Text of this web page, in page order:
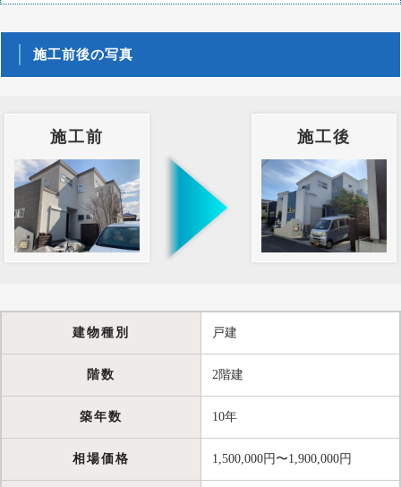
施工前後の写真
施工前 施工後
建物種別 戸建
階数 2階建
築年数 10年
相場価格 1,500,000円〜1,900,000円